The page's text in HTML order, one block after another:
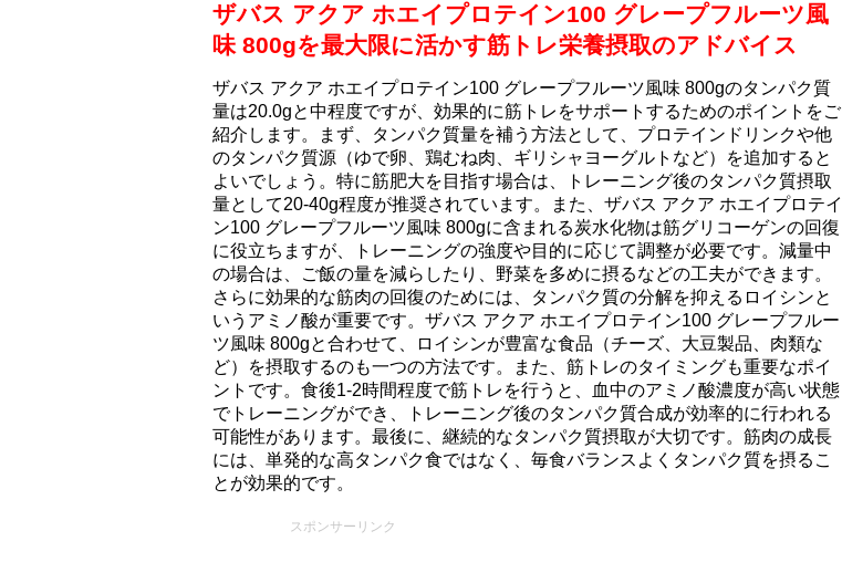
ザバス アクア ホエイプロテイン100 グレープフルーツ風
味 800gを最大限に活かす筋トレ栄養摂取のアドバイス
ザバス アクア ホエイプロテイン100 グレープフルーツ風味 800gのタンパク質
量は20.0gと中程度ですが、効果的に筋トレをサポートするためのポイントをご
紹介します。まず、タンパク質量を補う方法として、プロテインドリンクや他
のタンパク質源（ゆで卵、鶏むね肉、ギリシャヨーグルトなど）を追加すると
よいでしょう。特に筋肥大を目指す場合は、トレーニング後のタンパク質摂取
量として20-40g程度が推奨されています。また、ザバス アクア ホエイプロテイ
ン100 グレープフルーツ風味 800gに含まれる炭水化物は筋グリコーゲンの回復
に役立ちますが、トレーニングの強度や目的に応じて調整が必要です。減量中
の場合は、ご飯の量を減らしたり、野菜を多めに摂るなどの工夫ができます。
さらに効果的な筋肉の回復のためには、タンパク質の分解を抑えるロイシンと
いうアミノ酸が重要です。ザバス アクア ホエイプロテイン100 グレープフルー
ツ風味 800gと合わせて、ロイシンが豊富な食品（チーズ、大豆製品、肉類な
ど）を摂取するのも一つの方法です。また、筋トレのタイミングも重要なポイ
ントです。食後1-2時間程度で筋トレを行うと、血中のアミノ酸濃度が高い状態
でトレーニングができ、トレーニング後のタンパク質合成が効率的に行われる
可能性があります。最後に、継続的なタンパク質摂取が大切です。筋肉の成長
には、単発的な高タンパク食ではなく、毎食バランスよくタンパク質を摂るこ
とが効果的です。
スポンサーリンク